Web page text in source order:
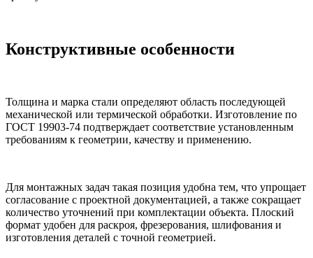
Конструктивные особенности
Толщина и марка стали определяют область последующей
механической или термической обработки. Изготовление по
ГОСТ 19903-74 подтверждает соответствие установленным
требованиям к геометрии, качеству и применению.
Для монтажных задач такая позиция удобна тем, что упрощает
согласование с проектной документацией, а также сокращает
количество уточнений при комплектации объекта. Плоский
формат удобен для раскроя, фрезерования, шлифования и
изготовления деталей с точной геометрией.